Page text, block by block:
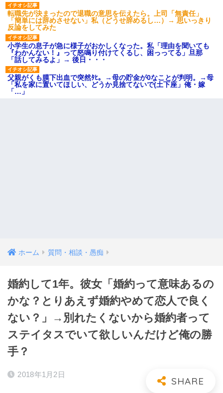
転職先が決まったので退職の意思を伝えたら。上司「無責任」
「簡単には辞めさせない」私（どうせ辞めるし…）→ 思いっきり
反論をしてみた
小学生の息子が急に様子がおかしくなった。私「理由を聞いても
『わかんない！』って怒鳴り付けてくるし、困っってる」旦那
「話してみるよ」→ 後日・・・
父親がくも膜下出血で突然ﾀﾋ。→母の貯金が0なことが判明。→母
「私を家に置いてほしい、どうか見捨てないで(土下座」俺・嫁
「…」
ホーム 質問・相談・愚痴
婚約して1年。彼女「婚約って意味あるの
かな？とりあえず婚約やめて恋人で良く
ない？」→別れたくないから婚約者って
ステイタスでいて欲しいんだけど俺の勝
手？
2018年1月2日